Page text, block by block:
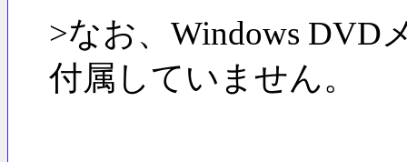
>なお、Windows DVD
付属していません。